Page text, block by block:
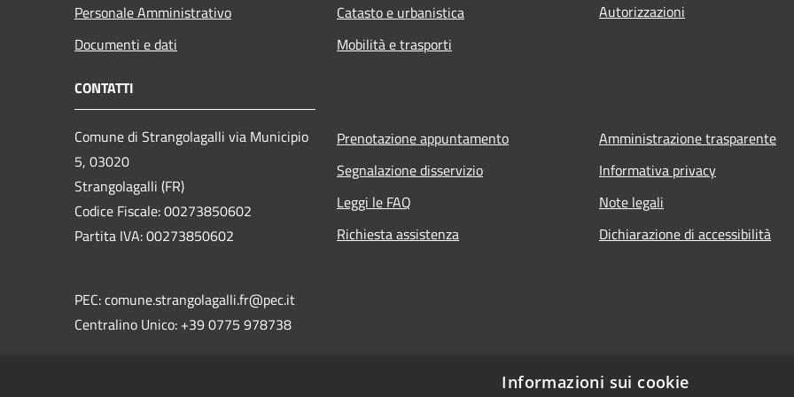
Personale Amministrativo
Documenti e dati
Catasto e urbanistica
Mobilità e trasporti
Autorizzazioni
CONTATTI
Comune di Strangolagalli via Municipio
5, 03020
Strangolagalli (FR)
Codice Fiscale: 00273850602
Partita IVA: 00273850602
PEC: comune.strangolagalli.fr@pec.it
Centralino Unico: +39 0775 978738
Prenotazione appuntamento
Segnalazione disservizio
Leggi le FAQ
Richiesta assistenza
Amministrazione trasparente
Informativa privacy
Note legali
Dichiarazione di accessibilità
Informazioni sui cookie